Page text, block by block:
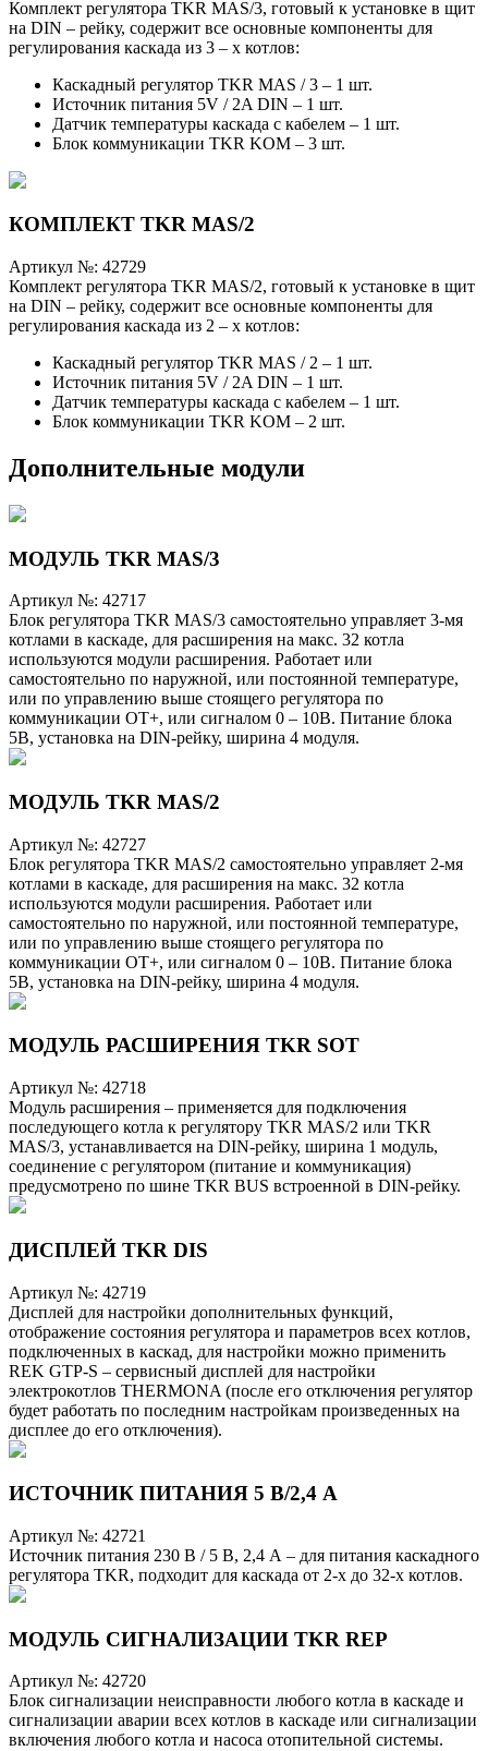
Комплект регулятора TKR MAS/3, готовый к установке в щит
на DIN – рейку, содержит все основные компоненты для
регулирования каскада из 3 – х котлов:
Каскадный регулятор TKR MAS / 3 – 1 шт.
Источник питания 5V / 2A DIN – 1 шт.
Датчик температуры каскада с кабелем – 1 шт.
Блок коммуникации TKR KOM – 3 шт.
КОМПЛЕКТ TKR MAS/2
Артикул №: 42729
Комплект регулятора TKR MAS/2, готовый к установке в щит
на DIN – рейку, содержит все основные компоненты для
регулирования каскада из 2 – х котлов:
Каскадный регулятор TKR MAS / 2 – 1 шт.
Источник питания 5V / 2A DIN – 1 шт.
Датчик температуры каскада с кабелем – 1 шт.
Блок коммуникации TKR KOM – 2 шт.
Дополнительные модули
МОДУЛЬ TKR MAS/3
Артикул №: 42717
Блок регулятора TKR MAS/3 самостоятельно управляет 3-мя
котлами в каскаде, для расширения на макс. 32 котла
используются модули расширения. Работает или
самостоятельно по наружной, или постоянной температуре,
или по управлению выше стоящего регулятора по
коммуникации ОТ+, или сигналом 0 – 10В. Питание блока
5В, установка на DIN-рейку, ширина 4 модуля.
МОДУЛЬ TKR MAS/2
Артикул №: 42727
Блок регулятора TKR MAS/2 самостоятельно управляет 2-мя
котлами в каскаде, для расширения на макс. 32 котла
используются модули расширения. Работает или
самостоятельно по наружной, или постоянной температуре,
или по управлению выше стоящего регулятора по
коммуникации ОТ+, или сигналом 0 – 10В. Питание блока
5В, установка на DIN-рейку, ширина 4 модуля.
МОДУЛЬ РАСШИРЕНИЯ TKR SOT
Артикул №: 42718
Модуль расширения – применяется для подключения
последующего котла к регулятору TKR MAS/2 или TKR
MAS/3, устанавливается на DIN-рейку, ширина 1 модуль,
соединение с регулятором (питание и коммуникация)
предусмотрено по шине TKR BUS встроенной в DIN-рейку.
ДИСПЛЕЙ TKR DIS
Артикул №: 42719
Дисплей для настройки дополнительных функций,
отображение состояния регулятора и параметров всех котлов,
подключенных в каскад, для настройки можно применить
REK GTP-S – сервисный дисплей для настройки
электрокотлов THERMONA (после его отключения регулятор
будет работать по последним настройкам произведенных на
дисплее до его отключения).
ИСТОЧНИК ПИТАНИЯ 5 В/2,4 А
Артикул №: 42721
Источник питания 230 В / 5 В, 2,4 А – для питания каскадного
регулятора TKR, подходит для каскада от 2-х до 32-х котлов.
МОДУЛЬ СИГНАЛИЗАЦИИ TKR REP
Артикул №: 42720
Блок сигнализации неисправности любого котла в каскаде и
сигнализации аварии всех котлов в каскаде или сигнализации
включения любого котла и насоса отопительной системы.